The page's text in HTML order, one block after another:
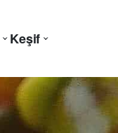
Keşif